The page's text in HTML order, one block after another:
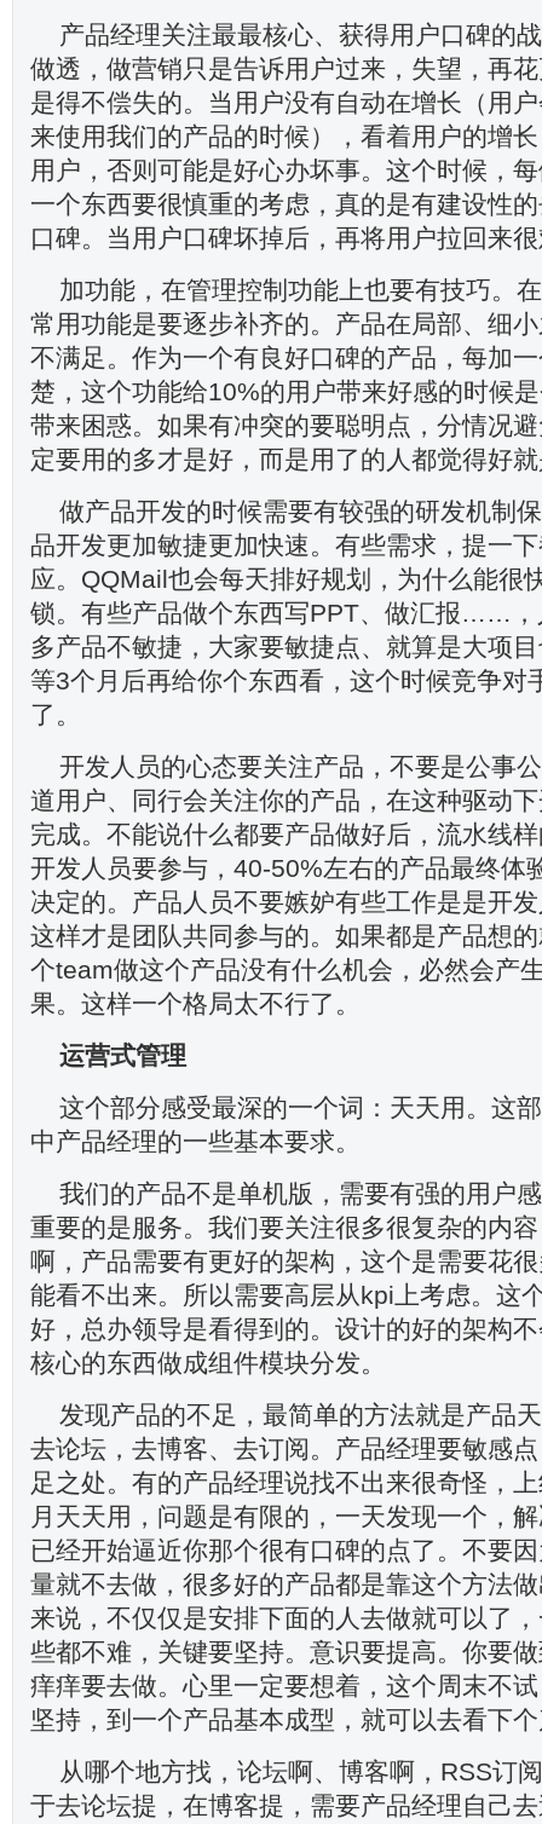
产品经理关注最最核心、获得用户口碑的
做透，做营销只是告诉用户过来，失望，再
是得不偿失的。当用户没有自动在增长（用
来使用我们的产品的时候），看着用户的增
用户，否则可能是好心办坏事。这个时候，
一个东西要很慎重的考虑，真的是有建设性
口碑。当用户口碑坏掉后，再将用户拉回来
加功能，在管理控制功能上也要有技巧。
常用功能是要逐步补齐的。产品在局部、细
不满足。作为一个有良好口碑的产品，每加
楚，这个功能给10%的用户带来好感的时候
带来困惑。如果有冲突的要聪明点，分情况
定要用的多才是好，而是用了的人都觉得好
做产品开发的时候需要有较强的研发机制
品开发更加敏捷更加快速。有些需求，提一
应。QQMail也会每天排好规划，为什么能很
锁。有些产品做个东西写PPT、做汇报……，
多产品不敏捷，大家要敏捷点、就算是大项
等3个月后再给你个东西看，这个时候竞争对
了。
开发人员的心态要关注产品，不要是公事
道用户、同行会关注你的产品，在这种驱动
完成。不能说什么都要产品做好后，流水线
开发人员要参与，40-50%左右的产品最终体
决定的。产品人员不要嫉妒有些工作是是开
这样才是团队共同参与的。如果都是产品想
个team做这个产品没有什么机会，必然会产
果。这样一个格局太不行了。
运营式管理
这个部分感受最深的一个词：天天用。这
中产品经理的一些基本要求。
我们的产品不是单机版，需要有强的用户
重要的是服务。我们要关注很多很复杂的内
啊，产品需要有更好的架构，这个是需要花
能看不出来。所以需要高层从kpi上考虑。这
好，总办领导是看得到的。设计的好的架构
核心的东西做成组件模块分发。
发现产品的不足，最简单的方法就是产品
去论坛，去博客、去订阅。产品经理要敏感
足之处。有的产品经理说找不出来很奇怪，
月天天用，问题是有限的，一天发现一个，
已经开始逼近你那个很有口碑的点了。不要
量就不去做，很多好的产品都是靠这个方法
来说，不仅仅是安排下面的人去做就可以了
些都不难，关键要坚持。意识要提高。你要
痒痒要去做。心里一定要想着，这个周末不
坚持，到一个产品基本成型，就可以去看下
从哪个地方找，论坛啊、博客啊，RSS订
于去论坛提，在博客提，需要产品经理自己